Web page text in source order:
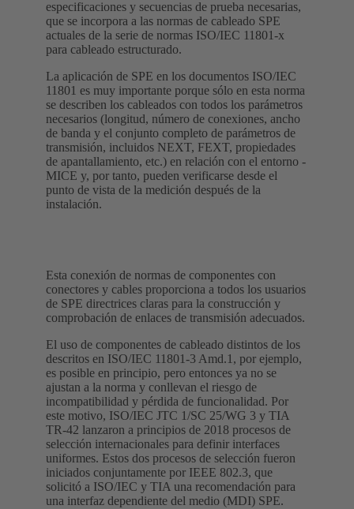
especificaciones y secuencias de prueba necesarias,
que se incorpora a las normas de cableado SPE
actuales de la serie de normas ISO/IEC 11801-x
para cableado estructurado.
La aplicación de SPE en los documentos ISO/IEC
11801 es muy importante porque sólo en esta norma
se describen los cableados con todos los parámetros
necesarios (longitud, número de conexiones, ancho
de banda y el conjunto completo de parámetros de
transmisión, incluidos NEXT, FEXT, propiedades
de apantallamiento, etc.) en relación con el entorno -
MICE y, por tanto, pueden verificarse desde el
punto de vista de la medición después de la
instalación.
Esta conexión de normas de componentes con
conectores y cables proporciona a todos los usuarios
de SPE directrices claras para la construcción y
comprobación de enlaces de transmisión adecuados.
El uso de componentes de cableado distintos de los
descritos en ISO/IEC 11801-3 Amd.1, por ejemplo,
es posible en principio, pero entonces ya no se
ajustan a la norma y conllevan el riesgo de
incompatibilidad y pérdida de funcionalidad. Por
este motivo, ISO/IEC JTC 1/SC 25/WG 3 y TIA
TR-42 lanzaron a principios de 2018 procesos de
selección internacionales para definir interfaces
uniformes. Estos dos procesos de selección fueron
iniciados conjuntamente por IEEE 802.3, que
solicitó a ISO/IEC y TIA una recomendación para
una interfaz dependiente del medio (MDI) SPE.